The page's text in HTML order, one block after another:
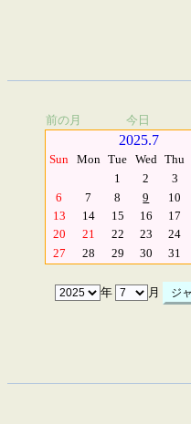
前の月 今日
2025.7
Sun Mon Tue Wed Thu
1
2 3
6
7 8 9 10
13
14 15 16 17
20
21 22 23 24
27
28 29 30 31
年 月